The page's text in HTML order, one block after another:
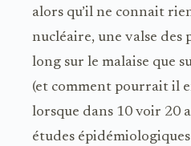
alors qu’il ne connait
nucléaire, une valse des
long sur le malaise que
(et comment pourrait il
lorsque dans 10 voir 20
études